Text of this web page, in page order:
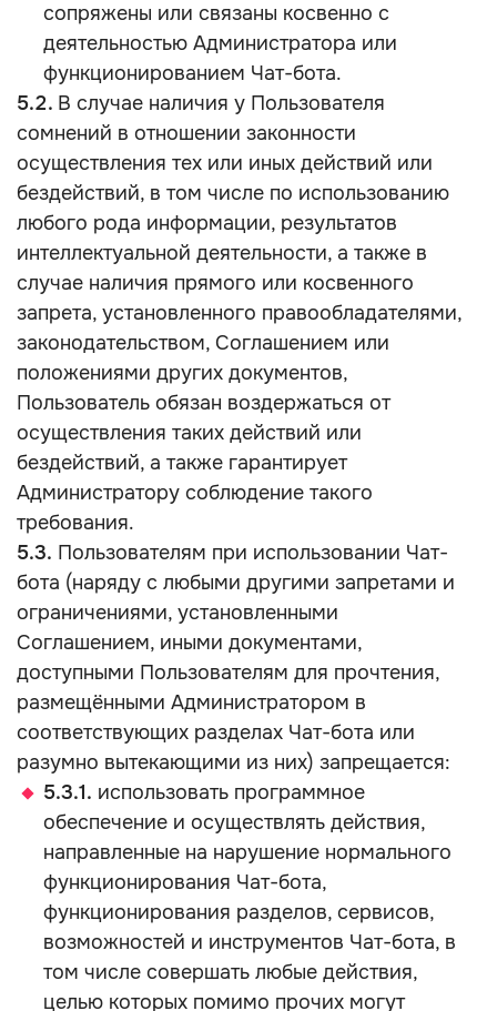
сопряжены или связаны косвенно с
деятельностью Администратора или
функционированием Чат-бота.
5.2. В случае наличия у Пользователя
сомнений в отношении законности
осуществления тех или иных действий или
бездействий, в том числе по использованию
любого рода информации, результатов
интеллектуальной деятельности, а также в
случае наличия прямого или косвенного
запрета, установленного правообладателями,
законодательством, Соглашением или
положениями других документов,
Пользователь обязан воздержаться от
осуществления таких действий или
бездействий, а также гарантирует
Администратору соблюдение такого
требования.
5.3. Пользователям при использовании Чат-
бота (наряду с любыми другими запретами и
ограничениями, установленными
Соглашением, иными документами,
доступными Пользователям для прочтения,
размещёнными Администратором в
соответствующих разделах Чат-бота или
разумно вытекающими из них) запрещается:
5.3.1. использовать программное
обеспечение и осуществлять действия,
направленные на нарушение нормального
функционирования Чат-бота,
функционирования разделов, сервисов,
возможностей и инструментов Чат-бота, в
том числе совершать любые действия,
целью которых помимо прочих могут